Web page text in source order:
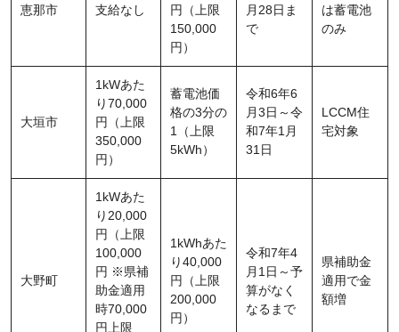
恵那市 支給なし
円（上限
150,000
円）
月28日ま
で
は蓄電池
のみ
大垣市
1kWあた
り70,000
円（上限
350,000
円）
蓄電池価
格の3分の
1（上限
5kWh）
令和6年6
月3日～令
和7年1月
31日
LCCM住
宅対象
大野町
1kWあた
り20,000
円（上限
100,000
円 ※県補
助金適用
時70,000
円上限
1kWhあた
り40,000
円（上限
200,000
円）
令和7年4
月1日～予
算がなく
なるまで
県補助金
適用で金
額増